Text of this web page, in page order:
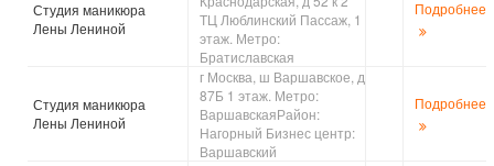
Студия маникюра
Лены Лениной
ТЦ Люблинский Пассаж, 1
этаж. Метро:
Братиславская
Подробнее
Студия маникюра
Лены Лениной
г Москва, ш Варшавское, д
87Б 1 этаж. Метро:
ВаршавскаяРайон:
Нагорный Бизнес центр:
Варшавский
Подробнее